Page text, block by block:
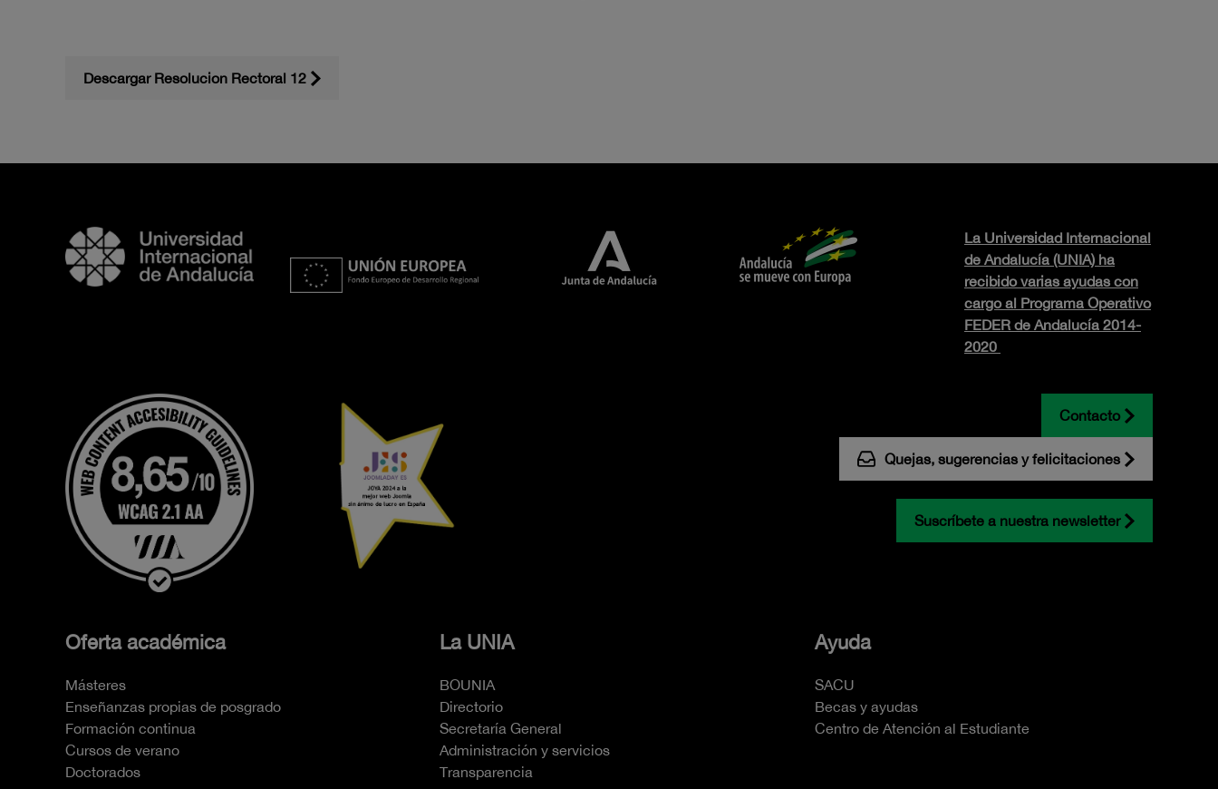
Descargar Resolucion Rectoral 12
La Universidad Internacional
de Andalucía (UNIA) ha
recibido varias ayudas con
cargo al Programa Operativo
FEDER de Andalucía 2014-
2020
Contacto
Quejas, sugerencias y felicitaciones
Suscríbete a nuestra newsletter
Oferta académica
Másteres
Enseñanzas propias de posgrado
Formación continua
Cursos de verano
Doctorados
La UNIA
BOUNIA
Directorio
Secretaría General
Administración y servicios
Transparencia
Ayuda
SACU
Becas y ayudas
Centro de Atención al Estudiante